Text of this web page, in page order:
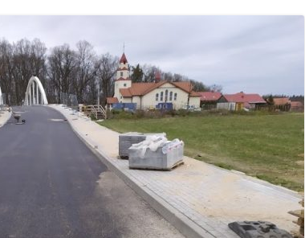
WÓJTOWIE
WÓJTOWO PO RAZ DRUGI
ODKRYTE
KOŚCIUSZKOWCY Z WÓJTOWA
SIÓDMY ŻOŁNIERZ
…ALE NA GROCHÓWKĘ